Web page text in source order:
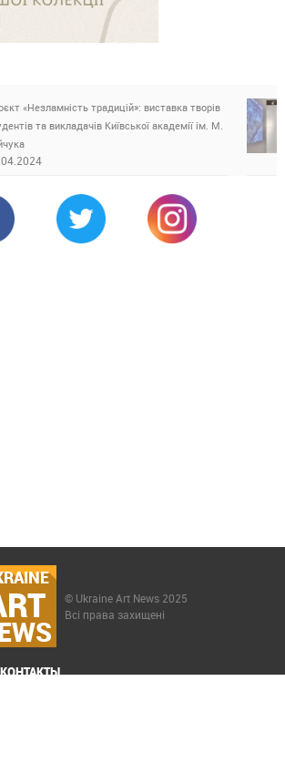
«Незламність традицій»: виставка творів
та викладачів Київської академії ім. М.
© Ukraine Art News 2025
Всі права захищені
КОНТАКТЫ